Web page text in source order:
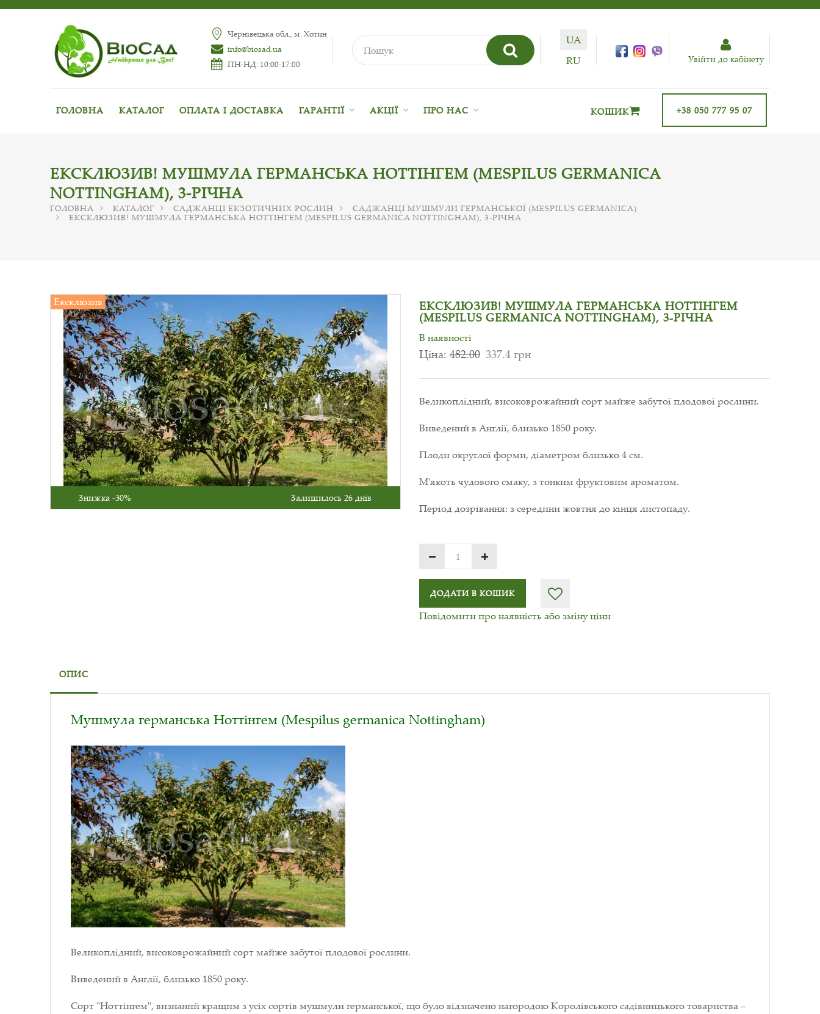
Чернівецька обл., м. Хотин
info@biosad.ua
ПН-НД: 10:00-17:00
UA
RU
Увiйти до кабiнету
ГОЛОВНА КАТАЛОГ ОПЛАТА І ДОСТАВКА ГАРАНТІЇ АКЦІЇ ПРО НАС +38 050 777 95 07
КОШИК
ЕКСКЛЮЗИВ! МУШМУЛА ГЕРМАНСЬКА НОТТІНГЕМ (MESPILUS GERMANICA
NOTTINGHAM), 3-РІЧНА
ГОЛОВНА КАТАЛОГ САДЖАНЦІ ЕКЗОТИЧНИХ РОСЛИН
САДЖАНЦІ МУШМУЛИ ГЕРМАНСЬКОЇ (MESPILUS GERMANICA)
ЕКСКЛЮЗИВ! МУШМУЛА ГЕРМАНСЬКА НОТТІНГЕМ (MESPILUS GERMANICA NOTTINGHAM), 3-РІЧНА
Ексклюзив
Знижка -30% Залишилось 26 днів
ЕКСКЛЮЗИВ! МУШМУЛА ГЕРМАНСЬКА НОТТІНГЕМ
(MESPILUS GERMANICA NOTTINGHAM), 3-РІЧНА
В наявності
Ціна: 482.00 337.4 грн
Великоплідний, високоврожайний сорт майже забутої плодової рослини.
Виведений в Англії, близько 1850 року.
Плоди округлої форми, діаметром близько 4 см.
М'якоть чудового смаку, з тонким фруктовим ароматом.
Період дозрівання: з середини жовтня до кінця листопаду.
ДОДАТИ В КОШИК
Повідомити про наявність або зміну ціни
ОПИС
Мушмула германська Ноттінгем (Mespilus germanica Nottingham)
Великоплідний, високоврожайний сорт майже забутої плодової рослини.
Виведений в Англії, близько 1850 року.
Сорт "Ноттінгем", визнаний кращим з усіх сортів мушмули германської, що було відзначено нагородою Королівського садівницького товариства –